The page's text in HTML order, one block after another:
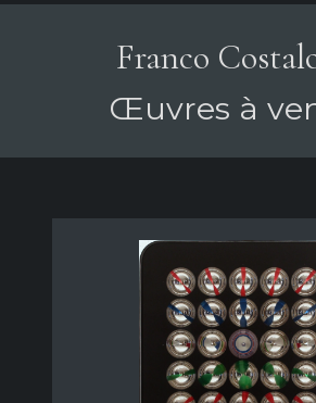
Franco
Œuvres à